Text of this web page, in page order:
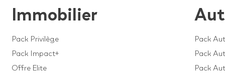
Immobilier
Pack Privilège
Pack Impact+
Offre Elite
Pack
Pack
Pack